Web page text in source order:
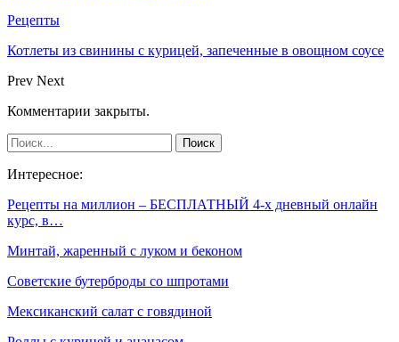
Рецепты
Котлеты из свинины с курицей, запеченные в овощном соусе
Prev Next
Комментарии закрыты.
Интересное:
Рецепты на миллион – БЕСПЛАТНЫЙ 4-х дневный онлайн
курс, в…
Минтай, жаренный с луком и беконом
Советские бутерброды со шпротами
Мексиканский салат с говядиной